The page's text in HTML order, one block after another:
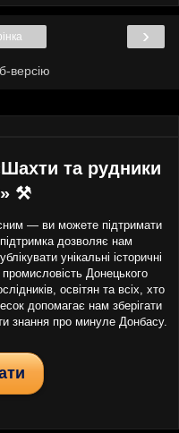
›
версію
та рудники
⚒
— ви можете підтримати
дозволяє нам
унікальні історичні
Донецького
освітян та всіх, хто
допомагає нам зберігати
знання про минуле Донбасу.